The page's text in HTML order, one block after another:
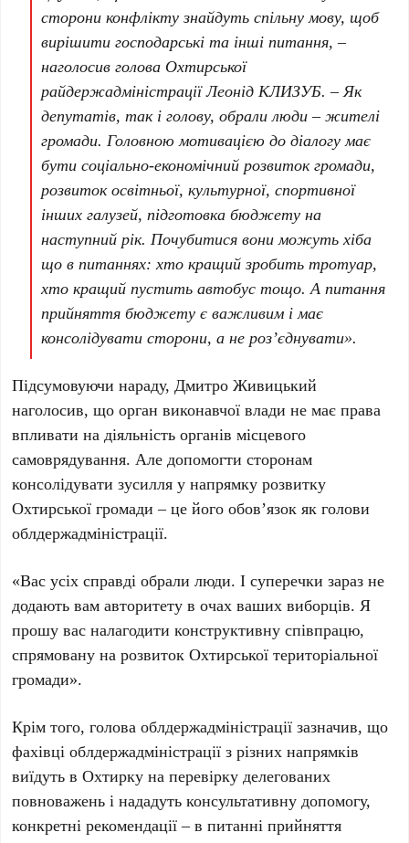
сторони конфлікту знайдуть спільну мову, щоб
вирішити господарські та інші питання, –
наголосив голова Охтирської
райдержадміністрації Леонід КЛИЗУБ. – Як
депутатів, так і голову, обрали люди – жителі
громади. Головною мотивацією до діалогу має
бути соціально-економічний розвиток громади,
розвиток освітньої, культурної, спортивної
інших галузей, підготовка бюджету на
наступний рік. Почубитися вони можуть хіба
що в питаннях: хто кращий зробить тротуар,
хто кращий пустить автобус тощо. А питання
прийняття бюджету є важливим і має
консолідувати сторони, а не роз’єднувати».
Підсумовуючи нараду, Дмитро Живицький
наголосив, що орган виконавчої влади не має права
впливати на діяльність органів місцевого
самоврядування. Але допомогти сторонам
консолідувати зусилля у напрямку розвитку
Охтирської громади – це його обов’язок як голови
облдержадміністрації.
«Вас усіх справді обрали люди. І суперечки зараз не
додають вам авторитету в очах ваших виборців. Я
прошу вас налагодити конструктивну співпрацю,
спрямовану на розвиток Охтирської територіальної
громади».
Крім того, голова облдержадміністрації зазначив, що
фахівці облдержадміністрації з різних напрямків
виїдуть в Охтирку на перевірку делегованих
повноважень і нададуть консультативну допомогу,
конкретні рекомендації – в питанні прийняття